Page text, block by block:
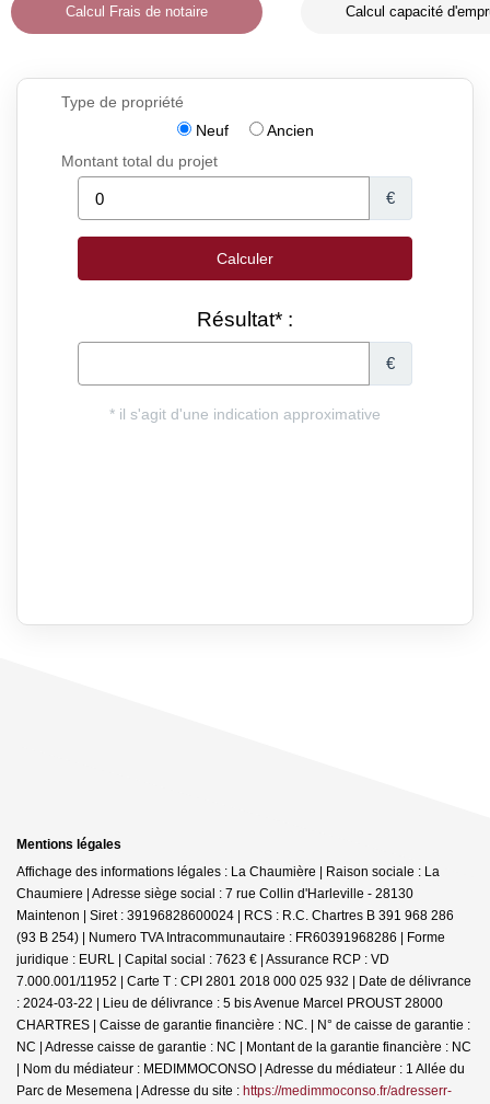
Calcul Frais de notaire Calcul capacité
Mentions légales
Affichage des informations légales : La Chaumière | Raison sociale : La
Chaumiere | Adresse siège social : 7 rue Collin d'Harleville - 28130
Maintenon | Siret : 39196828600024 | RCS : R.C. Chartres B 391 968 286
(93 B 254) | Numero TVA Intracommunautaire : FR60391968286 | Forme
juridique : EURL | Capital social : 7623 € | Assurance RCP : VD
7.000.001/11952 | Carte T : CPI 2801 2018 000 025 932 | Date de délivrance
: 2024-03-22 | Lieu de délivrance : 5 bis Avenue Marcel PROUST 28000
CHARTRES | Caisse de garantie financière : NC. | N° de caisse de garantie :
NC | Adresse caisse de garantie : NC | Montant de la garantie financière : NC
| Nom du médiateur : MEDIMMOCONSO | Adresse du médiateur : 1 Allée du
Parc de Mesemena | Adresse du site : https://medimmoconso.fr/adresserr-